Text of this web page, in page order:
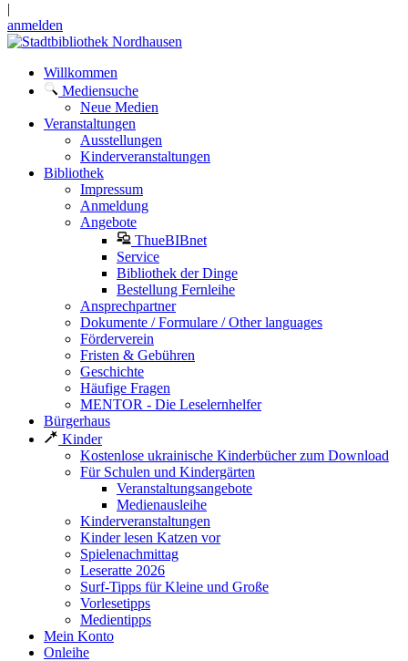
|
anmelden
Willkommen
Mediensuche
Neue Medien
Veranstaltungen
Ausstellungen
Kinderveranstaltungen
Bibliothek
Impressum
Anmeldung
Angebote
ThueBIBnet
Service
Bibliothek der Dinge
Bestellung Fernleihe
Ansprechpartner
Dokumente / Formulare / Other languages
Förderverein
Fristen & Gebühren
Geschichte
Häufige Fragen
MENTOR - Die Leselernhelfer
Bürgerhaus
Kinder
Kostenlose ukrainische Kinderbücher zum Download
Für Schulen und Kindergärten
Veranstaltungsangebote
Medienausleihe
Kinderveranstaltungen
Kinder lesen Katzen vor
Spielenachmittag
Leseratte 2026
Surf-Tipps für Kleine und Große
Vorlesetipps
Medientipps
Mein Konto
Onleihe